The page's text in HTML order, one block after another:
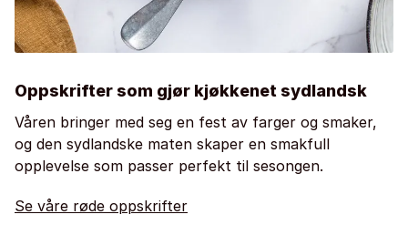
Oppskrifter som gjør kjøkkenet sydlandsk
Våren bringer med seg en fest av farger og smaker,
og den sydlandske maten skaper en smakfull
opplevelse som passer perfekt til sesongen.
Se våre røde oppskrifter